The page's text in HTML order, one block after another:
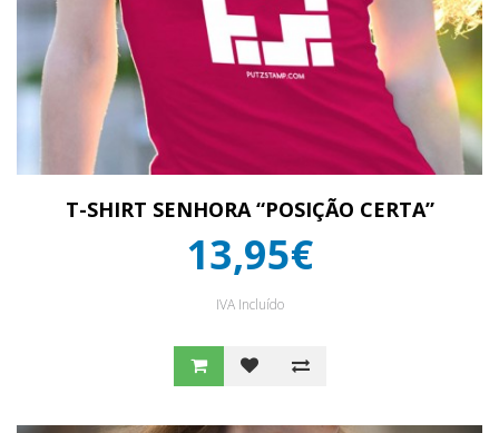
T-SHIRT SENHORA “POSIÇÃO CERTA”
13,95€
IVA Incluído